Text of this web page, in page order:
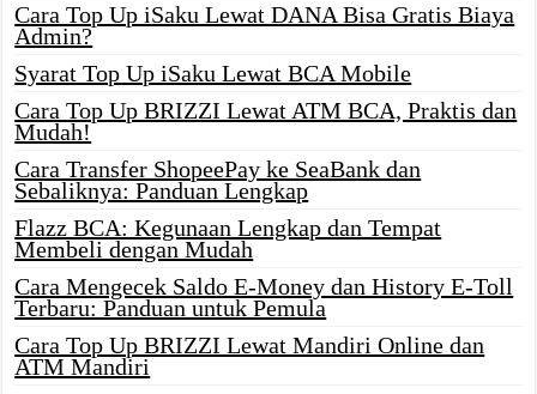
Cara Top Up iSaku Lewat DANA Bisa Gratis Biaya
Admin?
Syarat Top Up iSaku Lewat BCA Mobile
Cara Top Up BRIZZI Lewat ATM BCA, Praktis dan
Mudah!
Cara Transfer ShopeePay ke SeaBank dan
Sebaliknya: Panduan Lengkap
Flazz BCA: Kegunaan Lengkap dan Tempat
Membeli dengan Mudah
Cara Mengecek Saldo E-Money dan History E-Toll
Terbaru: Panduan untuk Pemula
Cara Top Up BRIZZI Lewat Mandiri Online dan
ATM Mandiri